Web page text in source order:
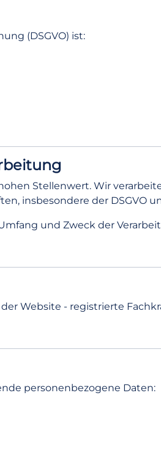
(DSGVO) ist:
Stellenwert. Wir
insbesondere der DSGVO
und Zweck der
Website - registrierte
personenbezogene Daten: